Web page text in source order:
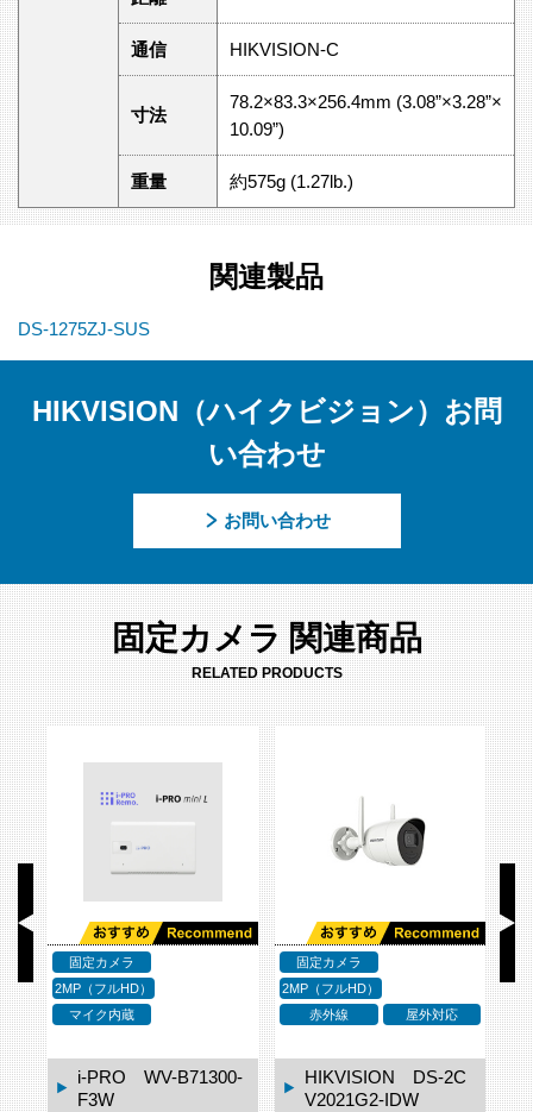
通信 HIKVISION-C
寸法
78.2×83.3×256.4mm (3.08”×3.28”×
10.09”)
重量 約575g (1.27lb.)
関連製品
DS-1275ZJ-SUS
HIKVISION（ハイクビジョン）お問
い合わせ
お問い合わせ
固定カメラ 関連商品
RELATED PRODUCTS
固定カメラ
2MP（フルHD）
マイク内蔵
i-PRO mini 無線LA
Nモデル WV-S7130
WUX
固定カメラ
2MP（フルHD）
WDR
マイク内蔵
Canon VB-S910F